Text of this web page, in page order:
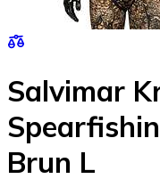
Salvimar
Brun L